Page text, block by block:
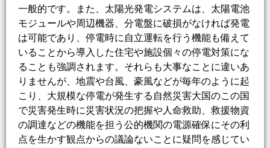
一般的です。また、太陽光発電システムは、太陽電池
モジュールや周辺機器、分電盤に破損がなければ発電
は可能であり、停電時に自立運転を行う機能も備えて
いることから導入した住宅や施設個々の停電対策にな
ることも強調されます。それらも大事なことに違いあ
りませんが、地震や台風、豪風などが毎年のように起
こり、大規模な停電が発生する自然災害大国のこの国
で災害発生時に災害状況の把握や人命救助、救援物資
の調達などの機能を担う公的機関の電源確保にその利
点を生かす観点からの議論ないことに疑問を感じてい